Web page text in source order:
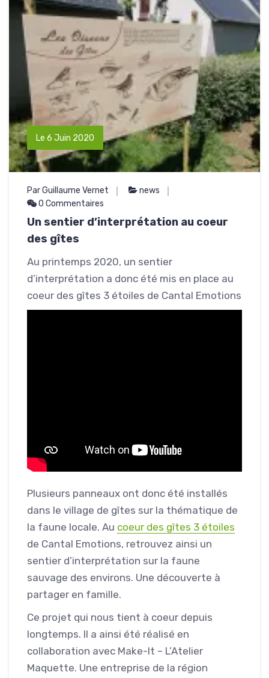
Le 6 Juin 2020
Par Guillaume Vernet
news
0 Commentaires
Un sentier d’interprétation au coeur
des gîtes
Au printemps 2020, un sentier
d’interprétation a donc été mis en place au
coeur des gîtes 3 étoiles de Cantal Emotions
Plusieurs panneaux ont donc été installés
dans le village de gîtes sur la thématique de
la faune locale. Au coeur des gîtes 3 étoiles
de Cantal Emotions, retrouvez ainsi un
sentier d’interprétation sur la faune
sauvage des environs. Une découverte à
partager en famille.
Ce projet qui nous tient à coeur depuis
longtemps. Il a ainsi été réalisé en
collaboration avec Make-It – L’Atelier
Maquette. Une entreprise de la région